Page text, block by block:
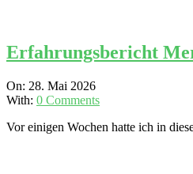
Erfahrungsbericht
2026-
05-
On: 28. Mai 2026
With: 0 Comments
Vor einigen Wochen hatte ich in